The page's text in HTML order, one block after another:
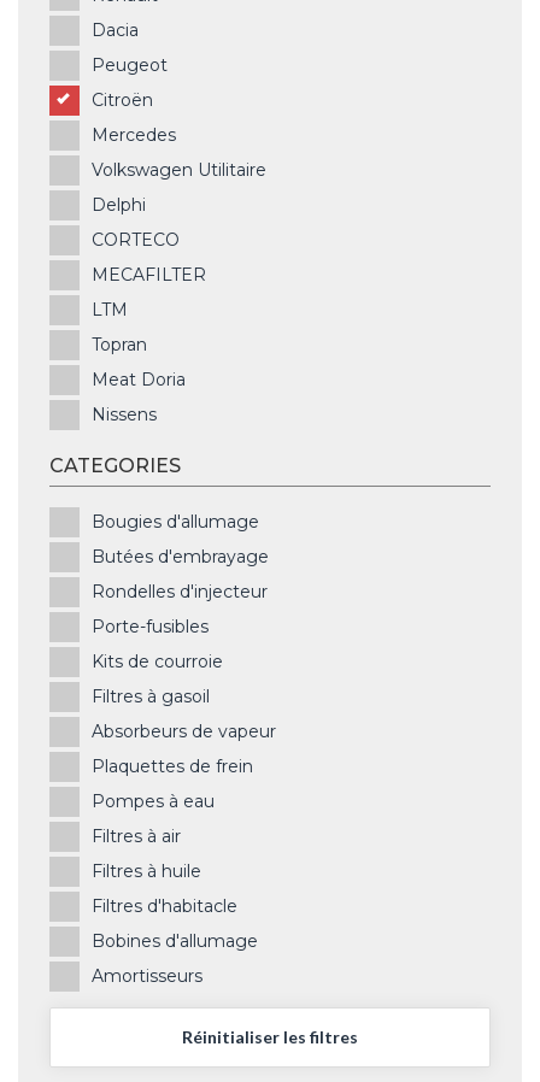
Dacia
Peugeot
Citroën
Mercedes
Volkswagen Utilitaire
Delphi
CORTECO
MECAFILTER
LTM
Topran
Meat Doria
Nissens
CATEGORIES
Bougies d'allumage
Butées d'embrayage
Rondelles d'injecteur
Porte-fusibles
Kits de courroie
Filtres à gasoil
Absorbeurs de vapeur
Plaquettes de frein
Pompes à eau
Filtres à air
Filtres à huile
Filtres d'habitacle
Bobines d'allumage
Amortisseurs
Réinitialiser les filtres